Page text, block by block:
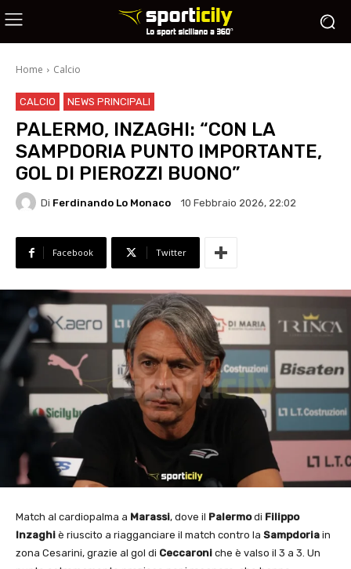
Home Calcio
CALCIO NEWS PRINCIPALI
PALERMO, INZAGHI: “CON LA
SAMPDORIA PUNTO IMPORTANTE,
GOL DI PIEROZZI BUONO”
Di Ferdinando Lo Monaco 10 Febbraio 2026, 22:02
Facebook Twitter
Match al cardiopalma a Marassi, dove il Palermodi Filippo
Inzaghi è riuscito a riagganciare il match contro la Sampdoria in
zona Cesarini, grazie al gol di Ceccaroni che è valso il 3 a 3. Un